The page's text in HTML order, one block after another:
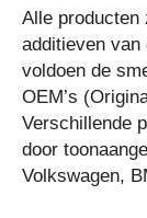
Alle producten
additieven van
voldoen de
OEM’s
Verschillende
door
Volkswagen,